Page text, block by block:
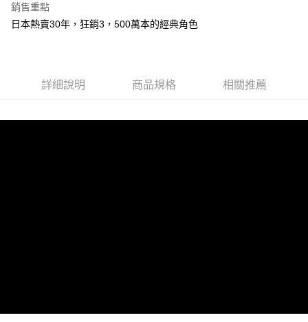
悠遊付
全家取貨付款
銷售重點
日本熱賣30年，狂銷3，500萬本的經典角色
詳細說明 商品規格 相關推薦